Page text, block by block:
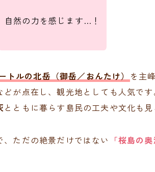
自然の力を感じます…！
トルの北岳（御岳／おんたけ） を主
どが点在し、観光地としても人気です
とともに暮らす島民の工夫や文化も見
、ただの絶景だけではない 「桜島の奥